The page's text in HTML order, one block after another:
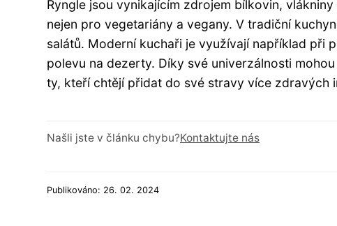
Ryngle jsou vynikajícím zdrojem bílkovin,
nejen pro vegetariány a vegany. V tradiční
salátů. Moderní kuchaři je využívají například při
polevu na dezerty. Díky své univerzálnosti
ty, kteří chtějí přidat do své stravy více zdravých
Našli jste v článku chybu?Kontaktujte nás
Publikováno: 26. 02. 2024